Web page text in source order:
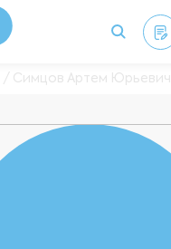
/ Симцов Артем Юрьевич